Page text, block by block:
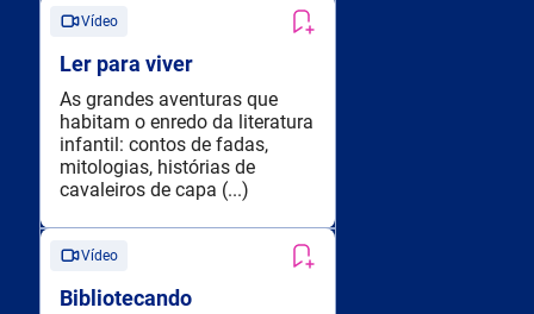
Vídeo
Ler para viver
As grandes aventuras que
habitam o enredo da literatura
infantil: contos de fadas,
mitologias, histórias de
cavaleiros de capa (...)
Vídeo
Bibliotecando